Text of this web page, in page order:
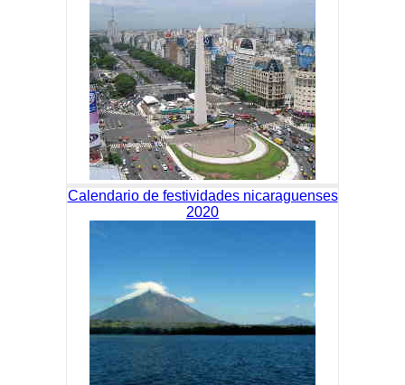
Calendario de festividades nicaraguenses
2020